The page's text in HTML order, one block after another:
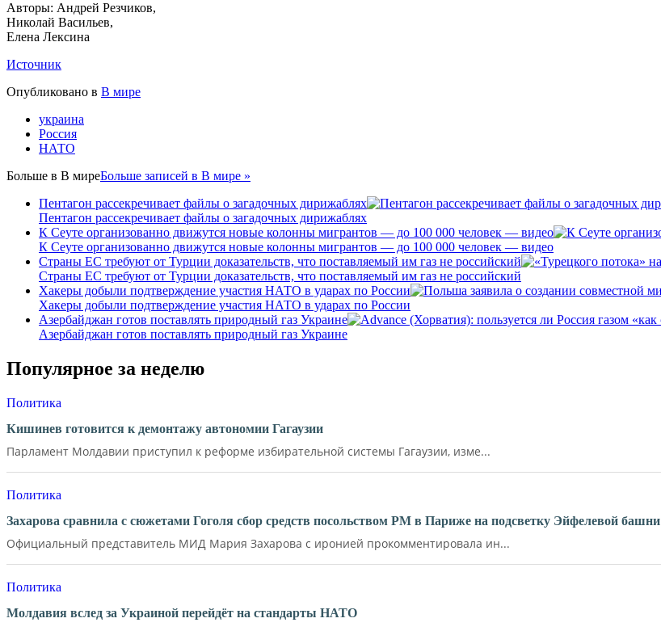
Авторы: Андрей Резчиков,
Николай Васильев,
Елена Лексина
Источник
Опубликовано в В мире
украина
Россия
НАТО
Больше в В миреБольше записей в В мире »
Пентагон рассекречивает файлы о загадочных дирижаблях
Пентагон рассекречивает файлы о загадочных дирижаблях
К Сеуте организованно движутся новые колонны мигрантов — до 100 000 человек — видео
К Сеуте организованно движутся новые колонны мигрантов — до 100 000 человек — видео
Страны ЕС требуют от Турции доказательств, что поставляемый им газ не российский
Страны ЕС требуют от Турции доказательств, что поставляемый им газ не российский
Хакеры добыли подтверждение участия НАТО в ударах по России
Хакеры добыли подтверждение участия НАТО в ударах по России
Азербайджан готов поставлять природный газ Украине
Азербайджан готов поставлять природный газ Украине
Популярное за неделю
Политика
Кишинев готовится к демонтажу автономии Гагаузии
Парламент Молдавии приступил к реформе избирательной системы Гагаузии, изме...
Политика
Захарова сравнила с сюжетами Гоголя сбор средств посольством РМ в Париже на подсветку Эйфелевой башни
Официальный представитель МИД Мария Захарова с иронией прокомментировала ин...
Политика
Молдавия вслед за Украиной перейдёт на стандарты НАТО